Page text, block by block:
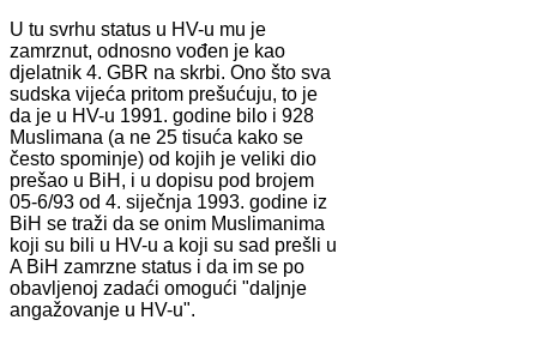
U tu svrhu status u HV-u mu je
zamrznut, odnosno vođen je kao
djelatnik 4. GBR na skrbi. Ono što sva
sudska vijeća pritom prešućuju, to je
da je u HV-u 1991. godine bilo i 928
Muslimana (a ne 25 tisuća kako se
često spominje) od kojih je veliki dio
prešao u BiH, i u dopisu pod brojem
05-6/93 od 4. siječnja 1993. godine iz
BiH se traži da se onim Muslimanima
koji su bili u HV-u a koji su sad prešli u
A BiH zamrzne status i da im se po
obavljenoj zadaći omogući "daljnje
angažovanje u HV-u".